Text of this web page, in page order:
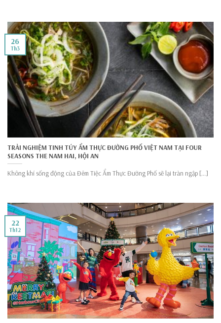
TRẢI NGHIỆM TINH TÚY ẨM THỰC ĐƯỜNG PHỐ VIỆT NAM TẠI FOUR
SEASONS THE NAM HAI, HỘI AN
Không khí sống động của Đêm Tiệc Ẩm Thực Đường Phố sẽ lại tràn ngập [...]
26
Th3
22
Th12